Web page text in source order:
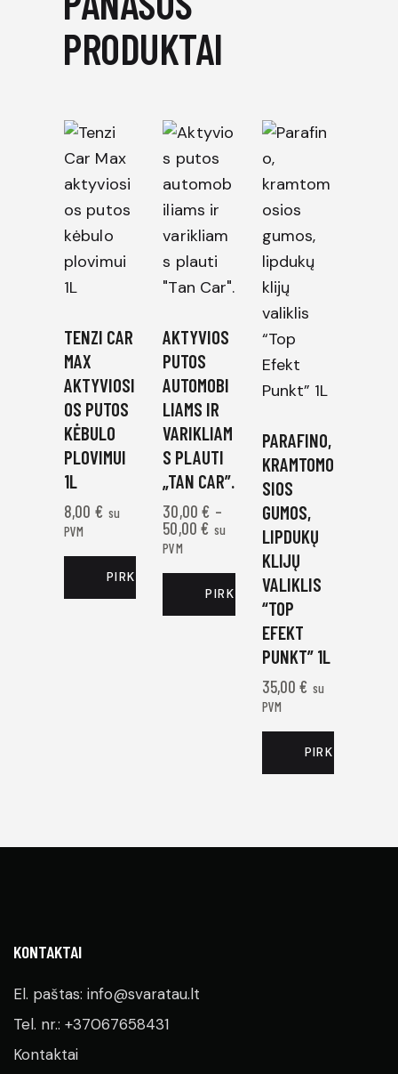
PRODUKTAI
TENZI CAR
MAX
AKTYVIOSI
OS PUTOS
KĖBULO
PLOVIMUI
1L
8,00 € su
PVM
PIRKTI DABAR
AKTYVIOS
PUTOS
AUTOMOBI
LIAMS IR
VARIKLIAM
S PLAUTI
„TAN CAR”.
30,00 € –
50,00 € su
PVM
PIRKTI DABAR
PARAFINO,
KRAMTOMO
SIOS
GUMOS,
LIPDUKŲ
KLIJŲ
VALIKLIS
“TOP
EFEKT
PUNKT” 1L
35,00€ su
PVM
PIRKTI DABAR
KONTAKTAI
El. paštas: info@svaratau.lt
Tel. nr.: +37067658431
Kontaktai